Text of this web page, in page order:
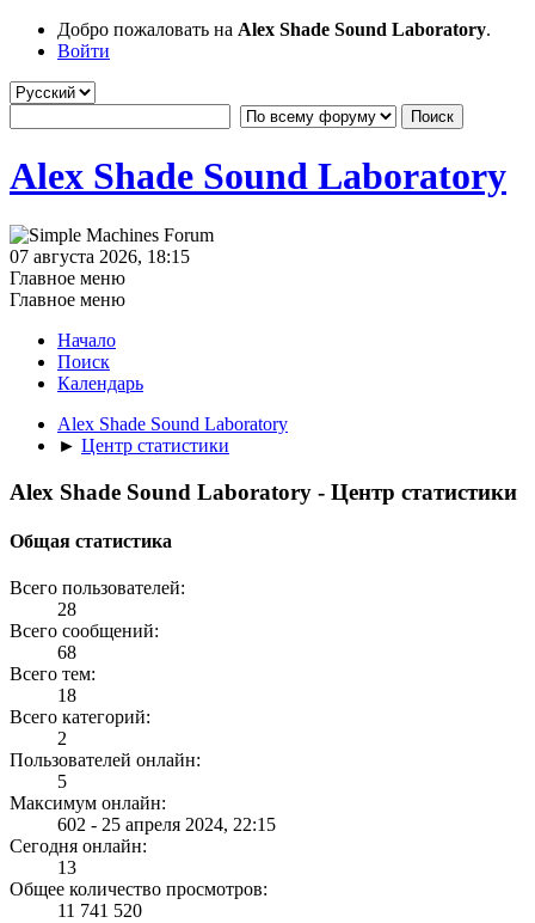
Добро пожаловать на Alex Shade Sound Laboratory.
Войти
Alex Shade Sound Laboratory
07 августа 2026, 18:15
Главное меню
Главное меню
Начало
Поиск
Календарь
Alex Shade Sound Laboratory
► Центр статистики
Alex Shade Sound Laboratory - Центр статистики
Общая статистика
Всего пользователей:
28
Всего сообщений:
68
Всего тем:
18
Всего категорий:
2
Пользователей онлайн:
5
Максимум онлайн:
602 - 25 апреля 2024, 22:15
Сегодня онлайн:
13
Общее количество просмотров:
11 741 520